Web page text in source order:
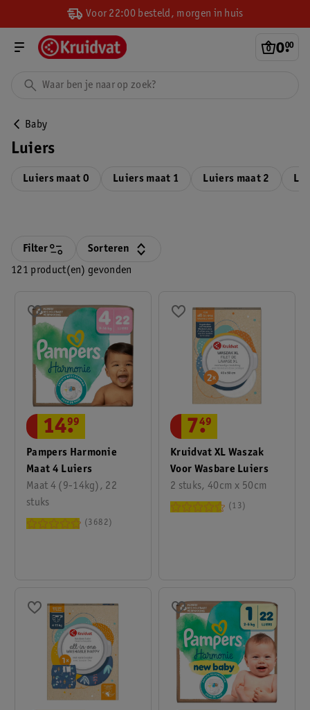
Voor 22:00 besteld, morgen in huis
0.
00
Baby
Luiers
Luiers maat 0 Luiers maat 1 Luiers maat 2
121 product(en) gevonden
Filter Sorteren
Pampers Harmonie
Maat 4 Luiers
Maat 4 (9-14kg), 22
stuks
14.
99
3682
Kruidvat XL Waszak
Voor Wasbare Luiers
2 stuks, 40cm x 50cm
7.
49
13